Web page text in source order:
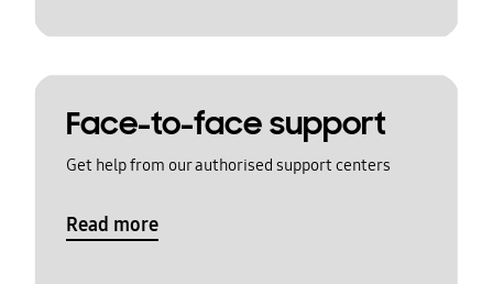
Face-to-face support
Get help from our authorised support centers
Read more